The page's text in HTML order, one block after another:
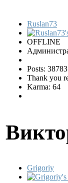
Ruslan73
OFFLINE
Posts: 38783
Thank you
Karma: 64
Grigoriy